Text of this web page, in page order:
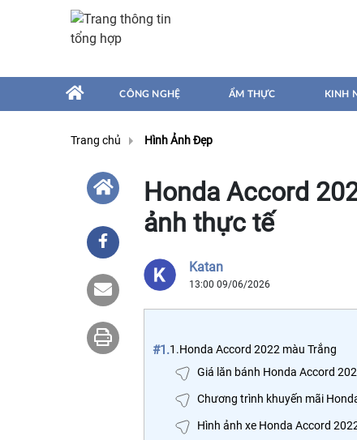
CÔNG NGHỆ ẨM THỰC KINH
Trang chủ Hình Ảnh Đẹp
Honda Accord
ảnh thực tế
Katan
13:00 09/06/2026
#1.1.Honda Accord 2022 màu Trắng
Giá lăn bánh Honda Accord
Chương trình khuyến mãi
Hình ảnh xe Honda Accord